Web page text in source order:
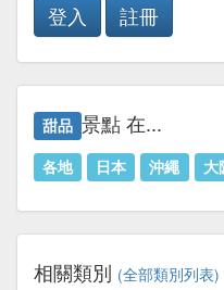
登入
註冊
甜品 景點 在...
各地 日本 沖繩 大
相關類別 (全部類別列表)